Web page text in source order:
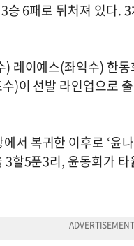
승 6패로 뒤처져 있다.
레이예스(좌익수) 한
)이 선발 라인업으로
서 복귀한 이후로 ‘윤
할5푼3리, 윤동희가